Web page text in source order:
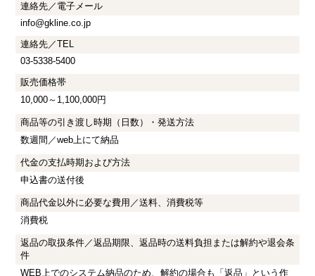
連絡先／電子メール
info@gkline.co.jp
連絡先／TEL
03-5338-5400
販売価格帯
10,000～1,100,000円
商品等の引き渡し時期（日数）・発送方法
数週間／web上にて納品
代金の支払時期および方法
申込書の送付後
商品代金以外に必要な費用／送料、消費税等
消費税
返品の取扱条件／返品期限、返品時の送料負担または解約や退会条
件
WEB上でのシステム納品のため、解約の場合も「返品」という作